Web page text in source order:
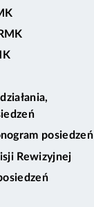
posiedzeń
Rewizyjnej